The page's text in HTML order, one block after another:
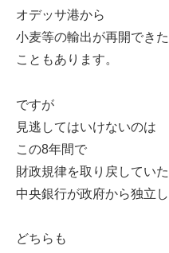
オデッサ港から
小麦等の輸出が再開できた
こともあります。
ですが
見逃してはいけないのは
この8年間で
財政規律を取り戻してい
中央銀行が政府から独立
どちらも